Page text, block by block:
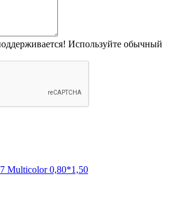
Используйте обычный
Multicolor 0,80*1,50